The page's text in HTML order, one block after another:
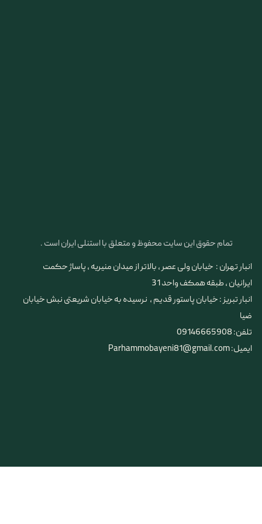
تمام حقوق این سایت محفوظ و متعلق با استنلی ایران است .
انبار تهران : خیابان ولی عصر ، بالاتر از میدان منیریه ، پاساژ حکمت
ایرانیان ، طبقه همکف واحد 31
​​​​​​​انبار تبریز : خیابان پاستور قدیم ، نرسیده به خیابان شریعتی نبش خیابان
ضیا
تلفن: 09146665908
ایمیل: Parhammobayeni81@gmail.com